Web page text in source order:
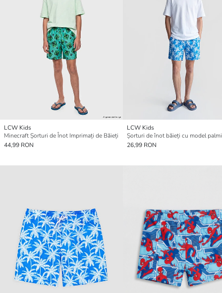
LCW Kids
Minecraft Șorturi de Înot Imprimați de Băieți
44,99 RON
LCW Kids
Șorturi de înot băieți cu model
26,99 RON